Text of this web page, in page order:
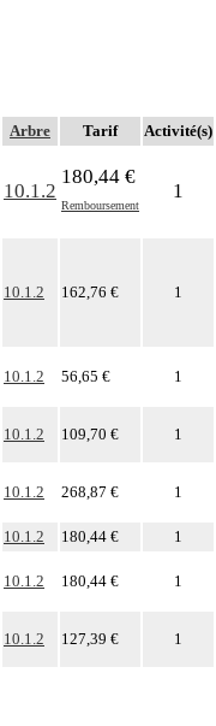
Arbre Tarif Activité(s)
10.1.2
180,44 €
Remboursement
1
10.1.2 162,76 € 1
10.1.2 56,65 € 1
10.1.2 109,70 € 1
10.1.2 268,87 € 1
10.1.2 180,44 € 1
10.1.2 180,44 € 1
10.1.2 127,39 € 1